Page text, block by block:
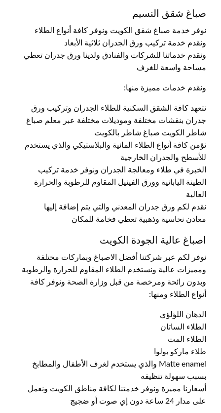
صباغ شقق النسيم
نوفر خدمة صباغ شقق الكويت ونوفر كافة أنواع الطلاء
ونقدم خدمة تركيب ورق الجدران ثلاثية الأبعاد
ونقدم خدماتنا للشركات والفنادق ولدينا ورق جدران تعطي
مساحة واسعة للغرف
ونقدم خدمات مميزة منها:
نتعهد كافة الشقق السكنية للطلاء الجدران وتركيب ورق
جدران بنقشات مختلفة وموديلات مختلفة عبر معلم صباغ
شاطر الكويت صباغ شاطر بالكويت
نؤمن كافة أنواع الطلاء المائية والبلاستيكي والذي يستخدم
للأسطح والجدران الخارجية
الخبرة في طلاء ومعالجة الجدران ونوفر خدمة تركيب
الطينة اليابانية وورق الفينيل المقاوم للرطوبة والحرارة
العالية
نقدم لكم ورق جدران المعدني والتي يتم إضافة إليها
معادن نحاسية وذهبية تعطي فخامة للمكان
اصباغ عالية الجودة الكويت
نوفر لكم عبر شركتنا أفضل الاصباغ وبماركات مختلفة
ومميزات عالية ونستخدم الطلاء المقاوم للحرارة والرطوبة
وبدون رائحة ومرخصة من قبل وزارة الصحة ونوفر كافة
أنواع الطلاء ومنها:
الدهان اللؤلؤي
الطلاء الساتان
الطلاء المت
طلاء ماركو بولوا
Matte enamel والذي يستخدم لغرف الأطفال والمطابخ
بسبب سهولة تنظيفه
أسعارنا مميزة ونوفر خدمتنا لكافة مناطق الكويت ونعمل
على مدار 24 ساعة دون إي صوت أو ضجيج